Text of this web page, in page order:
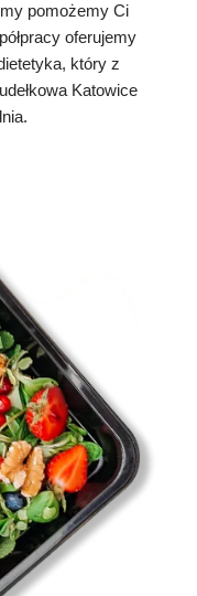
pomożemy Ci
oferujemy
który z
Katowice